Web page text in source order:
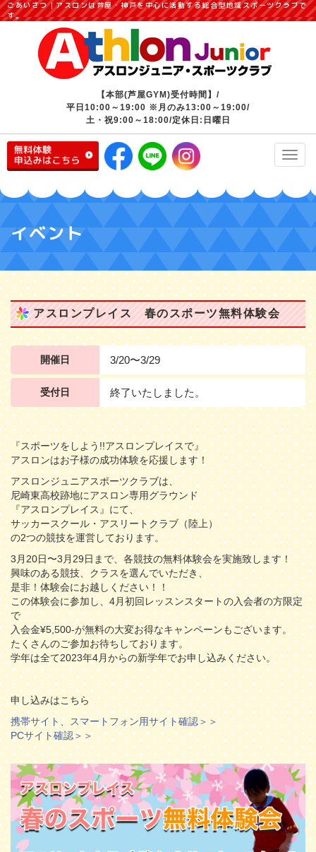
ごあいさつ｜アスロンは芦屋・神戸を中心に活動する総合型地域スポーツクラブで
す。
【本部(芦屋GYM)受付時間】/
平日10:00～19:00 ※月のみ13:00～19:00/
土・祝9:00～18:00/定休日:日曜日
イベント
アスロンプレイス 春のスポーツ無料体験会
開催日 3/20〜3/29
受付日 終了いたしました。
『スポーツをしよう!!アスロンプレイスで』
アスロンはお子様の成功体験を応援します！
アスロンジュニアスポーツクラブは、
尼崎東高校跡地にアスロン専用グラウンド
『アスロンプレイス』にて、
サッカースクール・アスリートクラブ（陸上）
の2つの競技を運営しております。
3月20日〜3月29日まで、各競技の無料体験会を実施致します！
興味のある競技、クラスを選んでいただき、
是非！体験会にお越しください！！
この体験会に参加し、4月初回レッスンスタートの入会者の方限定
で
入会金¥5,500-が無料の大変お得なキャンペーンもございます。
たくさんのご参加お待ちしております。
学年は全て2023年4月からの新学年でお申し込みください。
申し込みはこちら
携帯サイト、スマートフォン用サイト確認＞＞
PCサイト確認＞＞